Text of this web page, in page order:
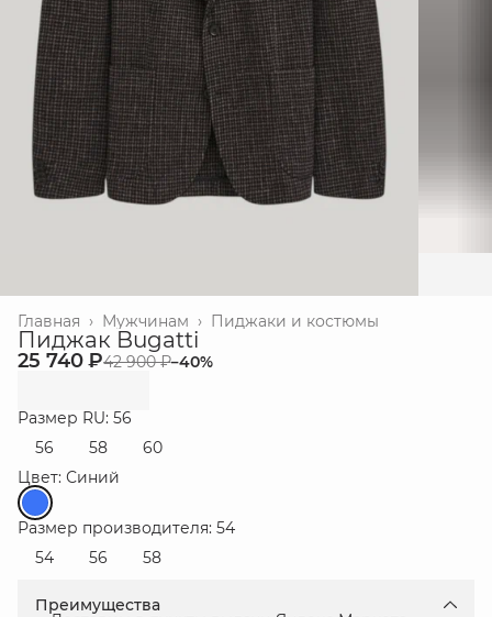
Пиджаки и костюмы
Мужчинам ›
Главная ›
Пиджак Bugatti
25 740 ₽42 900 ₽−40%
Размер RU: 56
56
58
60
Цвет: Синий
Размер производителя: 54
54
56 58
Преимущества